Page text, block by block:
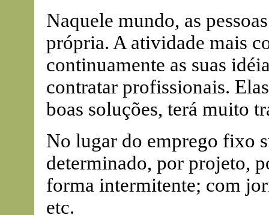
Naquele mundo, as
própria. A atividade mais
continuamente as suas
contratar profissionais.
boas soluções, terá muito
No lugar do emprego fixo
determinado, por projeto,
forma intermitente; com
etc.